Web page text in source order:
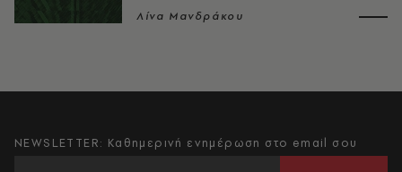
Λίνα Μανδράκου
NEWSLETTER: Καθημερινή ενημέρωση στο email σου